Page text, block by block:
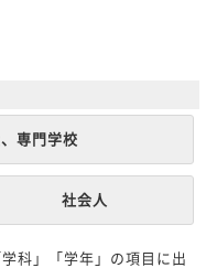
専門学校
社会人
科」「学年」の項目に出